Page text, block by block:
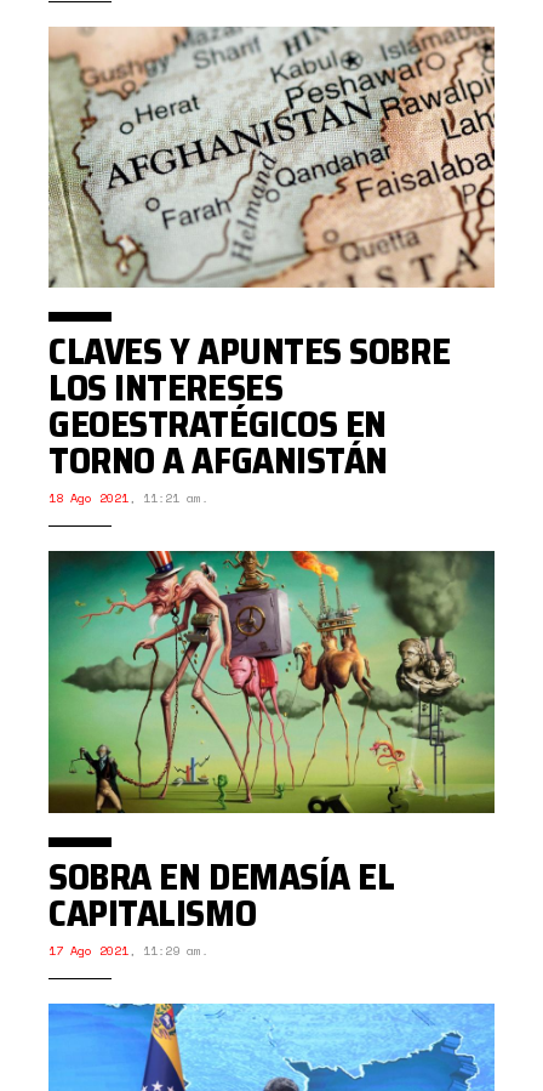
CLAVES Y APUNTES SOBRE
LOS INTERESES
GEOESTRATÉGICOS EN
TORNO A AFGANISTÁN
18 Ago 2021, 11:21 am.
SOBRA EN DEMASÍA EL
CAPITALISMO
17 Ago 2021, 11:29 am.